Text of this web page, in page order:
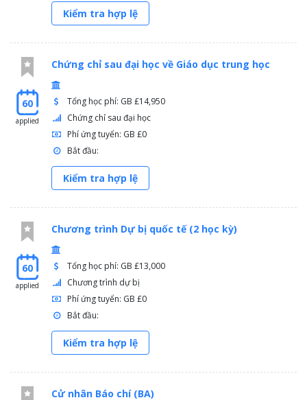
Kiểm tra hợp lệ
60
applied
Chứng chỉ sau đại học về Giáo dục trung học
Tổng học phí: GB £14,950
Chứng chỉ sau đại học
Phí ứng tuyển: GB £0
Bắt đầu:
Kiểm tra hợp lệ
60
applied
Chương trình Dự bị quốc tế (2 học kỳ)
Tổng học phí: GB £13,000
Chương trình dự bị
Phí ứng tuyển: GB £0
Bắt đầu:
Kiểm tra hợp lệ
Cử nhân Báo chí (BA)